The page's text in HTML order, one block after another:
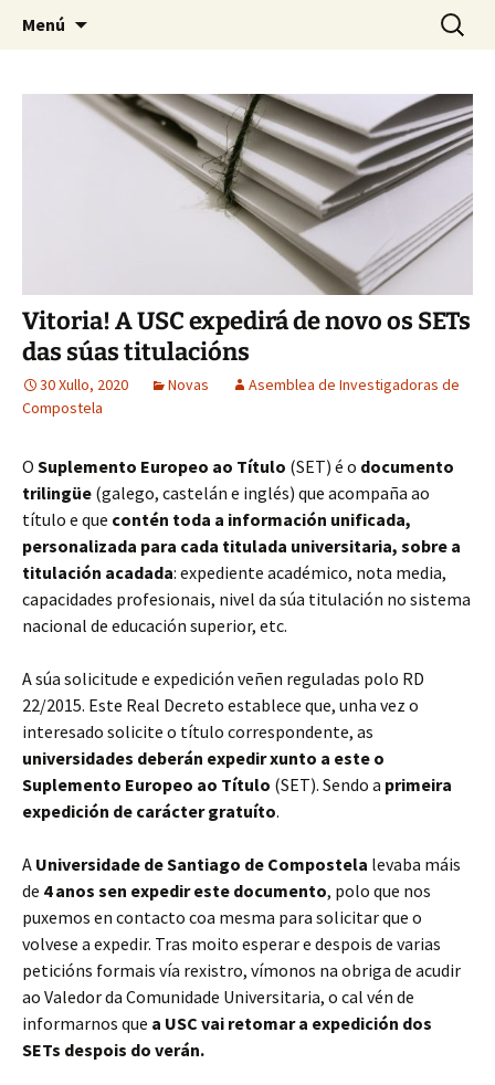
Asemblea de Investigadoras
de Compostela
Menú Buscar:
Vitoria! A USC expedirá de novo os SETs
das súas titulacións
30 Xullo, 2020 Novas
Asemblea de Investigadoras de
Compostela
O Suplemento Europeo ao Título (SET) é o documento
trilingüe (galego, castelán e inglés) que acompaña ao
título e que contén toda a información unificada,
personalizada para cada titulada universitaria, sobre a
titulación acadada: expediente académico, nota media,
capacidades profesionais, nivel da súa titulación no sistema
nacional de educación superior, etc.
A súa solicitude e expedición veñen reguladas polo RD
22/2015. Este Real Decreto establece que, unha vez o
interesado solicite o título correspondente, as
universidades deberán expedir xunto a este o
Suplemento Europeo ao Título (SET). Sendo a primeira
expedición de carácter gratuíto.
A Universidade de Santiago de Compostela levaba máis
de 4 anos sen expedir este documento, polo que nos
puxemos en contacto coa mesma para solicitar que o
volvese a expedir. Tras moito esperar e despois de varias
peticións formais vía rexistro, vímonos na obriga de acudir
ao Valedor da Comunidade Universitaria, o cal vén de
informarnos que a USC vai retomar a expedición dos
SETs despois do verán.